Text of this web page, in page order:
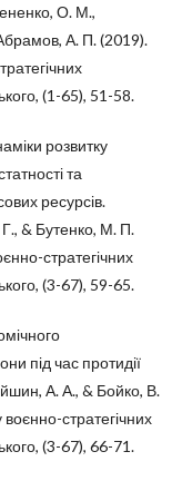
О. М.,
А. П. (2019).
(1-65), 51-58.
розвитку
та
ресурсів.
& Бутенко, М. П.
стратегічних
(3-67), 59-65.
під час протидії
А. А., & Бойко, В.
стратегічних
(3-67), 66-71.